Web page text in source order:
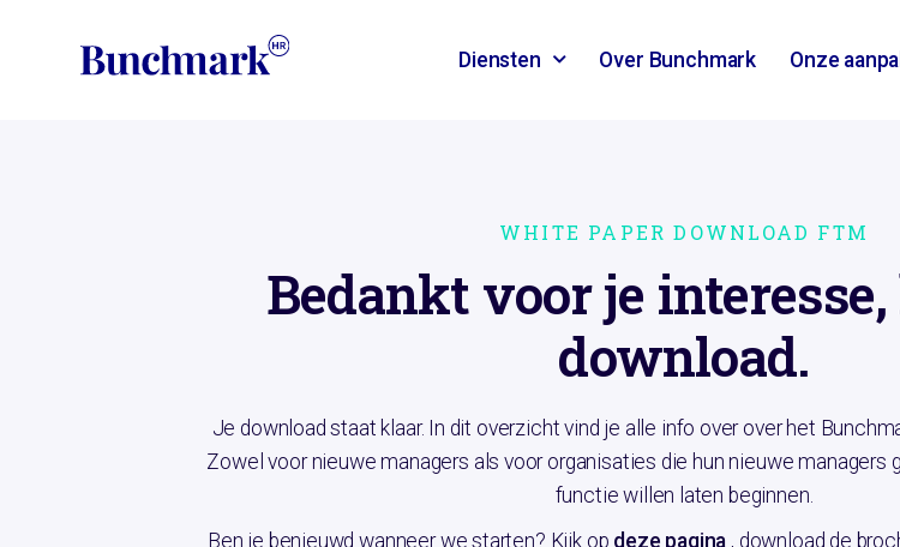
Diensten Over Bunchmark Onze
WHITE PAPER DOWNLOAD FTM
Bedankt voor je
download.
Je download staat klaar. In dit overzicht vind je alle info over over het
Zowel voor nieuwe managers als voor organisaties die hun nieuwe managers
functie willen laten beginnen.
Ben je benieuwd wanneer we starten? Kijk op deze pagina , download de